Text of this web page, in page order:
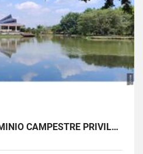
VENTA CASAS CONDOMINIO CAMPESTRE PRIVILEGIO JAMUNDI